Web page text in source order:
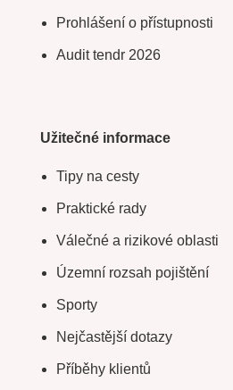
Prohlášení o přístupnosti
Audit tendr 2026
Užitečné informace
Tipy na cesty
Praktické rady
Válečné a rizikové oblasti
Územní rozsah pojištění
Sporty
Nejčastější dotazy
Příběhy klientů